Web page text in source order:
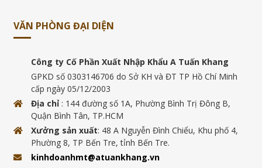
VĂN PHÒNG ĐẠI DIỆN
Công ty Cố Phần Xuất Nhập Khẩu A Tuấn Khang
GPKD số 0303146706 do Sở KH và ĐT TP Hồ Chí Minh
cấp ngày 05/12/2003
Địa chỉ : 144 đường số 1A, Phường Bình Trị Đông B,
Quận Bình Tân, TP.HCM
Xưởng sản xuất: 48 A Nguyễn Đình Chiểu, Khu phố 4,
Phường 8, TP Bến Tre, tỉnh Bến Tre.
kinhdoanhmt@atuankhang.vn